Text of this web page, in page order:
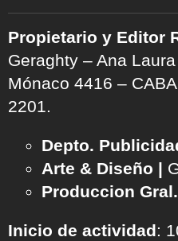
Propietario y Editor
Geraghty – Ana
Mónaco 4416 –
2201.
Depto.
Arte & Diseño |
Produccion
Inicio de actividad: